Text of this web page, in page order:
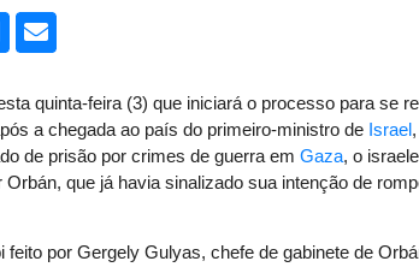
quinta-feira (3) que iniciará o processo para se
a chegada ao país do primeiro-ministro de Israel,
de prisão por crimes de guerra em Gaza, o
Orbán, que já havia sinalizado sua intenção de
feito por Gergely Gulyas, chefe de gabinete de